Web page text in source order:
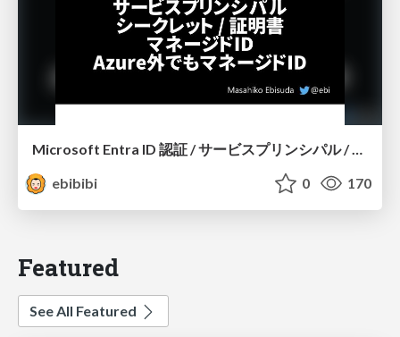
Microsoft Entra ID 認証 / サービスプリンシパル / シークレット / 証明書 / マネージドID / Azure外でもマネージドID
ebibibi
0 170
Featured
See All Featured